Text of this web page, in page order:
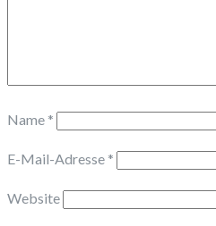
Name *
E-Mail-Adresse *
Website